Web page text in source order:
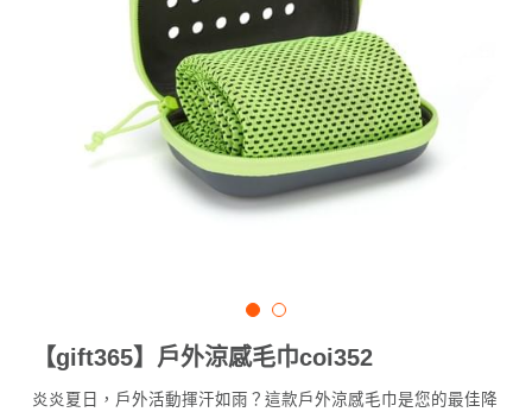
【gift365】戶外涼感毛巾coi352
炎炎夏日，戶外活動揮汗如雨？這款戶外涼感毛巾是您的最佳降